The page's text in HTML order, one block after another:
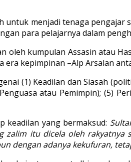
menjadi tenaga
para pelajarnya dalam
kumpulan Assasin atau
kepimpinan –Alp Arsalan
(1) Keadilan dan Siasah
atau Pemimpin); (5)
keadilan yang bermaksud:
itu dicela oleh
dengan adanya kekufuran,